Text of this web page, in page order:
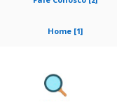
Home [1]